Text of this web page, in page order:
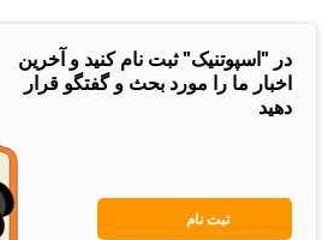
در "اسپوتنیک" ثبت نام کنید و آخرین
اخبار ما را مورد بحث و گفتگو قرار
دهید
ثبت نام